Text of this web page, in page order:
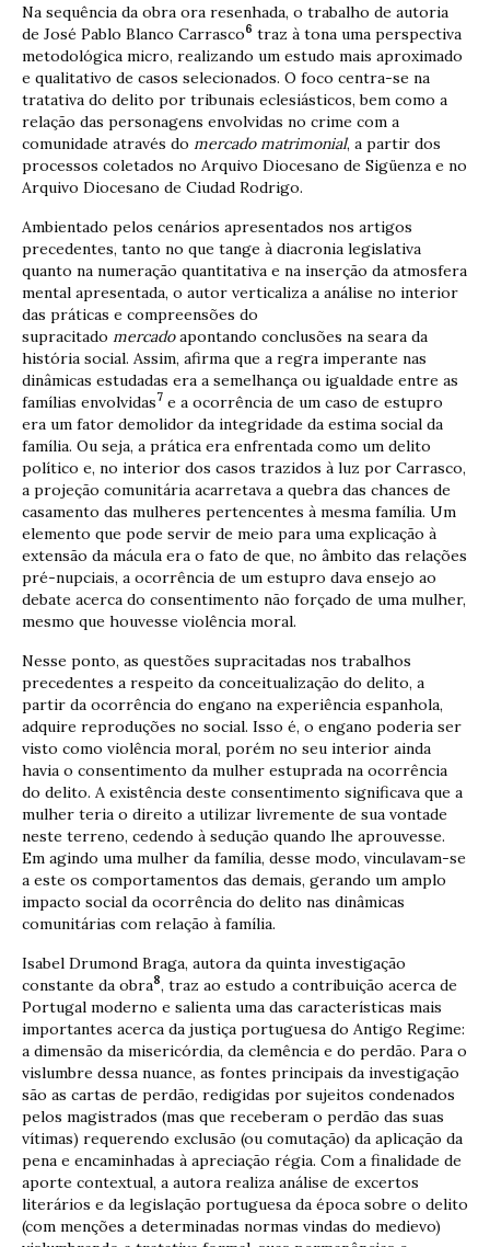
Na sequência da obra ora resenhada, o trabalho de autoria
de José Pablo Blanco Carrasco6 traz à tona uma perspectiva
metodológica micro, realizando um estudo mais aproximado
e qualitativo de casos selecionados. O foco centra-se na
tratativa do delito por tribunais eclesiásticos, bem como a
relação das personagens envolvidas no crime com a
comunidade através do mercado matrimonial, a partir dos
processos coletados no Arquivo Diocesano de Sigüenza e no
Arquivo Diocesano de Ciudad Rodrigo.
Ambientado pelos cenários apresentados nos artigos
precedentes, tanto no que tange à diacronia legislativa
quanto na numeração quantitativa e na inserção da atmosfera
mental apresentada, o autor verticaliza a análise no interior
das práticas e compreensões do
supracitado mercadoapontando conclusões na seara da
história social. Assim, afirma que a regra imperante nas
dinâmicas estudadas era a semelhança ou igualdade entre as
famílias envolvidas7 e a ocorrência de um caso de estupro
era um fator demolidor da integridade da estima social da
família. Ou seja, a prática era enfrentada como um delito
político e, no interior dos casos trazidos à luz por Carrasco,
a projeção comunitária acarretava a quebra das chances de
casamento das mulheres pertencentes à mesma família. Um
elemento que pode servir de meio para uma explicação à
extensão da mácula era o fato de que, no âmbito das relações
pré-nupciais, a ocorrência de um estupro dava ensejo ao
debate acerca do consentimento não forçado de uma mulher,
mesmo que houvesse violência moral.
Nesse ponto, as questões supracitadas nos trabalhos
precedentes a respeito da conceitualização do delito, a
partir da ocorrência do engano na experiência espanhola,
adquire reproduções no social. Isso é, o engano poderia ser
visto como violência moral, porém no seu interior ainda
havia o consentimento da mulher estuprada na ocorrência
do delito. A existência deste consentimento significava que a
mulher teria o direito a utilizar livremente de sua vontade
neste terreno, cedendo à sedução quando lhe aprouvesse.
Em agindo uma mulher da família, desse modo, vinculavam-se
a este os comportamentos das demais, gerando um amplo
impacto social da ocorrência do delito nas dinâmicas
comunitárias com relação à família.
Isabel Drumond Braga, autora da quinta investigação
constante da obra8, traz ao estudo a contribuição acerca de
Portugal moderno e salienta uma das características mais
importantes acerca da justiça portuguesa do Antigo Regime:
a dimensão da misericórdia, da clemência e do perdão. Para o
vislumbre dessa nuance, as fontes principais da investigação
são as cartas de perdão, redigidas por sujeitos condenados
pelos magistrados (mas que receberam o perdão das suas
vítimas) requerendo exclusão (ou comutação) da aplicação da
pena e encaminhadas à apreciação régia. Com a finalidade de
aporte contextual, a autora realiza análise de excertos
literários e da legislação portuguesa da época sobre o delito
(com menções a determinadas normas vindas do medievo)